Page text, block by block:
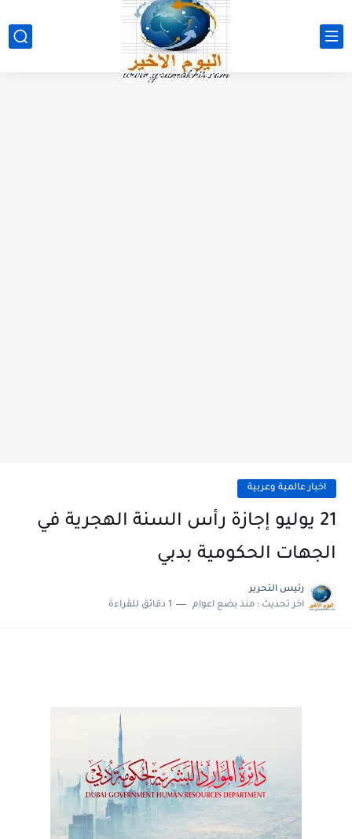
اخبار عالمية وعربية
21 يوليو إجازة رأس السنة الهجرية في
الجهات الحكومية بدبي
رئيس التحرير
اخر تحديث : منذ بضع اعوام 1 دقائق للقراءة